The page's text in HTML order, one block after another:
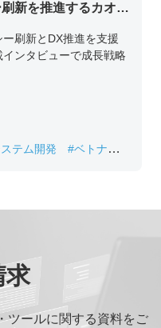
新を推進するカオピ
刷新とDX推進を支援
ンタビューで成長戦略
テム開発
#ベトナムIT
求
ツールに関する資料をご